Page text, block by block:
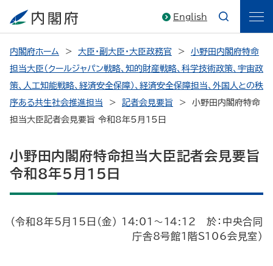
English
内閣府ホーム 大臣・副大臣・大臣政務官
小野田内閣府特命
担当大臣（クールジャパン戦略、知的財産戦略、科学技術政策、宇宙政
策、人工知能戦略、経済安全保障）、経済安全保障担当、外国人との秩
序ある共生社会推進担当
記者会見要旨
小野田内閣府特命
担当大臣記者会見要旨 令和8年5月15日
小野田内閣府特命担当大臣記者会見要旨
令和8年5月15日
（令和8年5月15日（金） 14:01～14:12 於：中央合同
庁舎8号館1階S106会見室）